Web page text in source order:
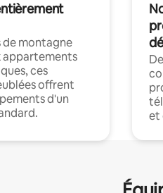
de montagne
appartements
ces
offrent
d'un
et